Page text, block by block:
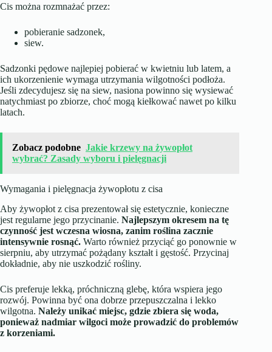
Cis można rozmnażać przez:
pobieranie sadzonek,
siew.
Sadzonki pędowe najlepiej pobierać w kwietniu lub latem, a
ich ukorzenienie wymaga utrzymania wilgotności podłoża.
Jeśli zdecydujesz się na siew, nasiona powinno się wysiewać
natychmiast po zbiorze, choć mogą kiełkować nawet po kilku
latach.
Zobacz podobne Jakie krzewy na żywopłot
wybrać? Zasady wyboru i pielęgnacji
Wymagania i pielęgnacja żywopłotu z cisa
Aby żywopłot z cisa prezentował się estetycznie, konieczne
jest regularne jego przycinanie. Najlepszym okresem na tę
czynność jest wczesna wiosna, zanim roślina zacznie
intensywnie rosnąć. Warto również przyciąć go ponownie w
sierpniu, aby utrzymać pożądany kształt i gęstość. Przycinaj
dokładnie, aby nie uszkodzić rośliny.
Cis preferuje lekką, próchniczną glebę, która wspiera jego
rozwój. Powinna być ona dobrze przepuszczalna i lekko
wilgotna. Należy unikać miejsc, gdzie zbiera się woda,
ponieważ nadmiar wilgoci może prowadzić do problemów
z korzeniami.